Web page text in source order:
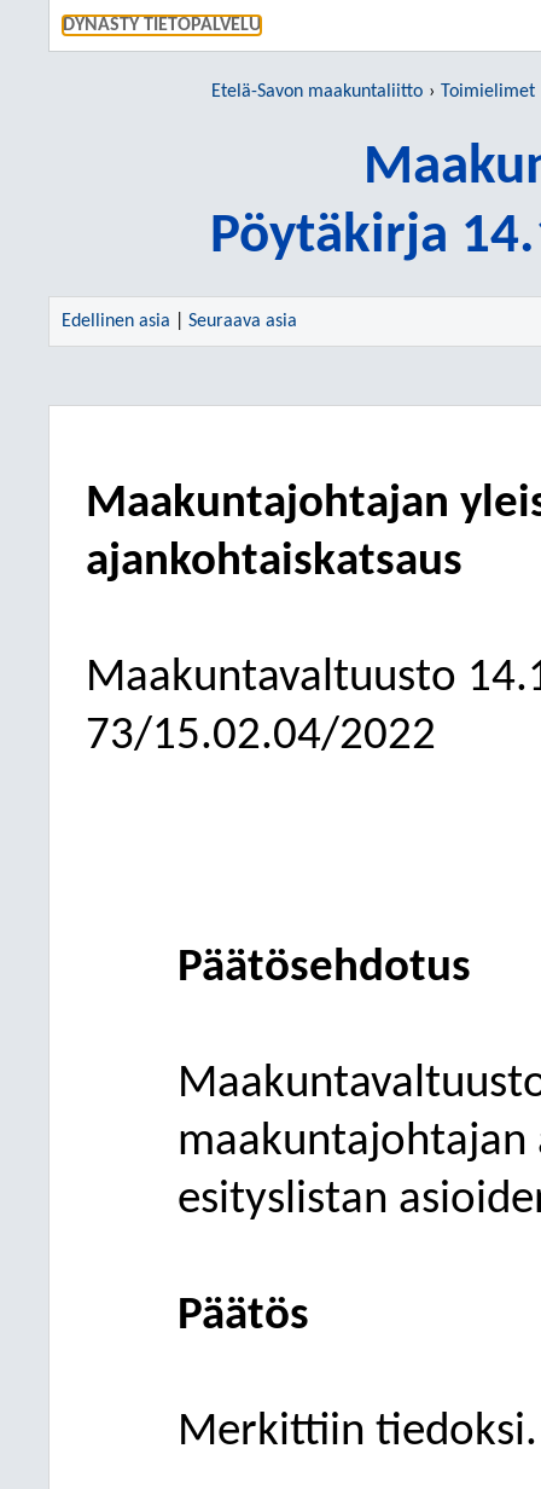
DYNASTY TIETOPALVELU
Etelä-Savon maakuntaliitto Toimielimet
Pöytäkirja
Edellinen asia Seuraava asia
Maakuntajohtajan
ajankohtaiskatsaus
Maakuntavaltuusto
73/15.02.04/2022
Päätösehdotus
maakuntajohtajan
esityslistan
Päätös
Merkittiin tiedoksi.